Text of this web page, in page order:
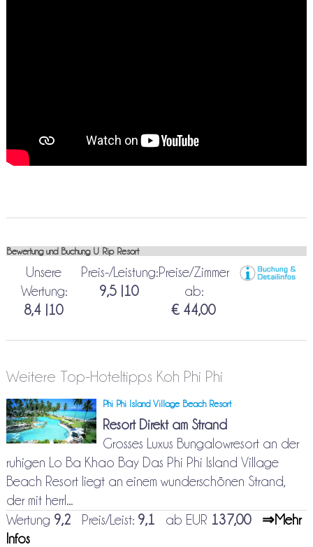
Bewertung und Buchung U Rip Resort
Unsere
Wertung:
8,4 |10
Preis-/Leistung:
9,5 |10
Preise/Zimmer
ab:
€ 44,00
Weitere Top-Hoteltipps Koh Phi Phi
Phi Phi Island Village Beach Resort
Resort Direkt am Strand
Grosses Luxus Bungalowresort an der
ruhigen Lo Ba Khao Bay Das Phi Phi Island Village
Beach Resort liegt an einem wunderschönen Strand,
der mit herrl...
Wertung 9,2 Preis/Leist: 9,1 ab EUR 137,00
⇒Mehr
Infos